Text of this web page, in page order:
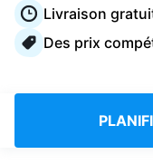
Livraison
Des prix